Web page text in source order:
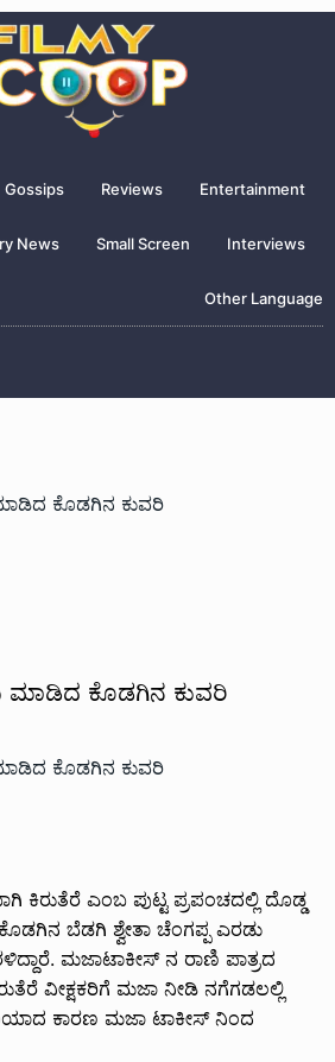
Gossips Reviews Entertainment
News Small Screen Interviews
Other Language
ಕೊಡಗಿನ ಕುವರಿ
ಮಾಡಿದ ಕೊಡಗಿನ ಕುವರಿ
ಕಿರುತೆರೆ ಎಂಬ ಪುಟ್ಟ ಪ್ರಪಂಚದಲ್ಲಿ ದೊಡ್ಡ
ಬೆಡಗಿ ಶ್ವೇತಾ ಚೆಂಗಪ್ಪ ಎರಡು
ಮಜಾಟಾಕೀಸ್ ನ ರಾಣಿ ಪಾತ್ರದ
ವೀಕ್ಷಕರಿಗೆ ಮಜಾ ನೀಡಿ ನಗೆಗಡಲಲ್ಲಿ
ಕಾರಣ ಮಜಾ ಟಾಕೀಸ್ ನಿಂದ